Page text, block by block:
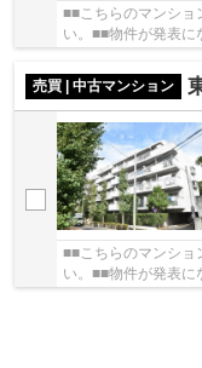
■■こちらのマンショ
い。■■物件が発表に
売買 | 中古マンション
■■こちらのマンショ
い。■■物件が発表に